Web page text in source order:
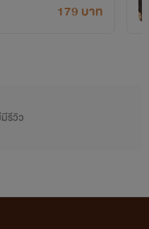
และ China Literature
Literature
อ
179 บาท
มีรีวิว